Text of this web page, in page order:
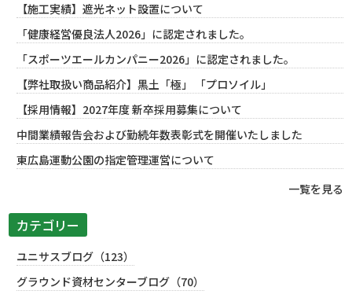
【施工実績】遮光ネット設置について
「健康経営優良法人2026」に認定されました。
「スポーツエールカンパニー2026」に認定されました。
【弊社取扱い商品紹介】黒土「極」 「プロソイル」
【採用情報】2027年度 新卒採用募集について
中間業績報告会および勤続年数表彰式を開催いたしました
東広島運動公園の指定管理運営について
一覧を見る
カテゴリー
ユニサスブログ（123）
グラウンド資材センターブログ（70）